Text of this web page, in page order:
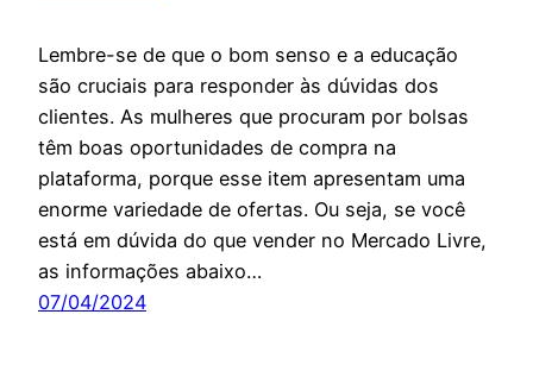
Lembre-se de que o bom senso e a educação
são cruciais para responder às dúvidas dos
clientes. As mulheres que procuram por bolsas
têm boas oportunidades de compra na
plataforma, porque esse item apresentam uma
enorme variedade de ofertas. Ou seja, se você
está em dúvida do que vender no Mercado Livre,
as informações abaixo…
07/04/2024